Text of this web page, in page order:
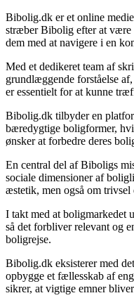
Bibolig.dk er et online
stræber Bibolig efter at være
dem med at navigere i en
Med et dedikeret team af
grundlæggende forståelse
er essentielt for at kunne
Bibolig.dk tilbyder en
bæredygtige boligformer,
ønsker at forbedre deres
En central del af Biboligs
sociale dimensioner af
æstetik, men også om trivsel
I takt med at boligmarkedet
så det forbliver relevant og
boligrejse.
Bibolig.dk eksisterer med
opbygge et fællesskab af
sikrer, at vigtige emner